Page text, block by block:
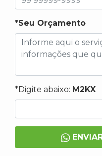
*Seu Orçamento
*Digite abaixo: M2KX